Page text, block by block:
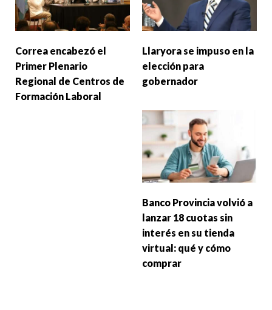
Correa encabezó el
Primer Plenario
Regional de Centros de
Formación Laboral
Llaryora se impuso en la
elección para
gobernador
Banco Provincia volvió a
lanzar 18 cuotas sin
interés en su tienda
virtual: qué y cómo
comprar